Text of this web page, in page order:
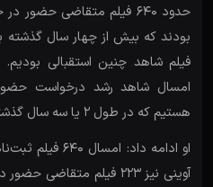
حدود ۶۴۰ فیلم‌ متقاضی
فیلم شاهد چنین استقبالی
امسال شاهد رشد درخواست حضور
هستیم که در طول 2 یا سه سال گذشته رشد داشته است.
او ادامه داد: